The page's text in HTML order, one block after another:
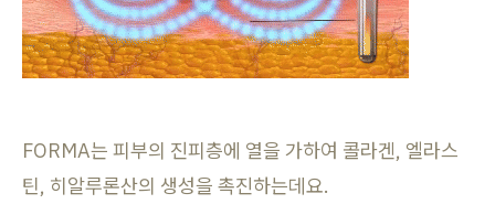
FORMA는 피부의 진피층에 열을 가하여 콜라겐, 엘라스
틴, 히알루론산의 생성을 촉진하는데요.